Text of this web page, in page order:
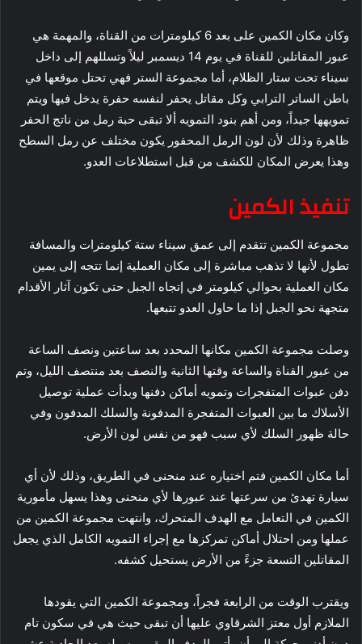
وكان مكان الكمين على بعد 6 كيلومترات من القناة، والمهمة هي
عبور المقاتلين للقناة في يوم 14 ديسمبر ليلاً وتسللهم إلى داخل
سيناء تحت ستار الظلام، أما مجموعة الستر فهي تحتل موقعها في
باطن الساتر الترابي وكل مقاتل يحفر لنفسه حفرة يدخل فيها ويتم
تمويهها جيداً، ومن أهم بنود التمويه ألا تبقى حبة رمل من ناتج الحفر
ظاهرة وذلك لأن لون الرمل المحفور يكون مختلف عن رمل السطح
وهذا يعرض المكان للكشف من قبل استطلاعات العدو.
تنفيذ الكمين
مجموعة الكمين تتقدم إلى عمق سيناء ستة كيلومترات والمسافة
تطول لأنها لا تذهب مباشرة إلى مكان العملية إنما تتجه إلى يمين
مكان العملية بحوالي كيلومتر في إتجاه الجبل حتى تكون آثار الأقدام
متجهة نحو الجبل إذا ما حاول العدو تتبعها.
وصلت مجموعة الكمين مكانها المحدد بعد ساعتين ونصف الساعة
من عبور القناة والساعة وقتها الثانية والنصف بعد منتصف الليل، وتم
دفن عبوات المتفجرات وتمويه أماكن دفنها وبدأت عملية توصيل
الأسلاك ما بين العبوات المتفجرة المدفونة والسلك المدفون وفي
حالة ظهور السلك لأي سبب فهو من نفس لون الأرض.
أما مكان الكمين فتم اختياره عند منحنى في الطريق، وذلك لأن أي
سيارة تهدئ من سرعتها عند عبورها لأي منحنى وهذا يسهل مأمورية
الكمين في التعامل مع الهدف المتحرك، وانتهت مجموعة الكمين من
عملها ومن احتلال أماكن تمركزها مع إجراء التمويه الكامل الذي يجعل
المقاتلين التسعة جزءً من الأرض يستحيل كشفه.
ويقترب الوقت من الرابعة فجراً، ومجموعة الكمين التي يقودها
الملازم أول معتز الشرقاوي عليها أن تبقى حيث هي في سكون تام